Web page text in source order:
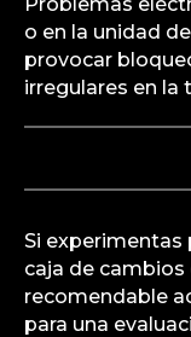
o en la unidad
provocar
irregulares en la
Si experimentas
caja de cambios
recomendable
para una